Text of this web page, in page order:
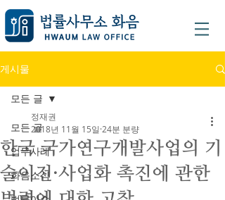
게시물
모든 글
업무사례
화음소식
모든 글
한국 국가연구개발사업의 기
술이전·사업화 촉진에 관한
정재권
2018년 11월 15일 24분 분량